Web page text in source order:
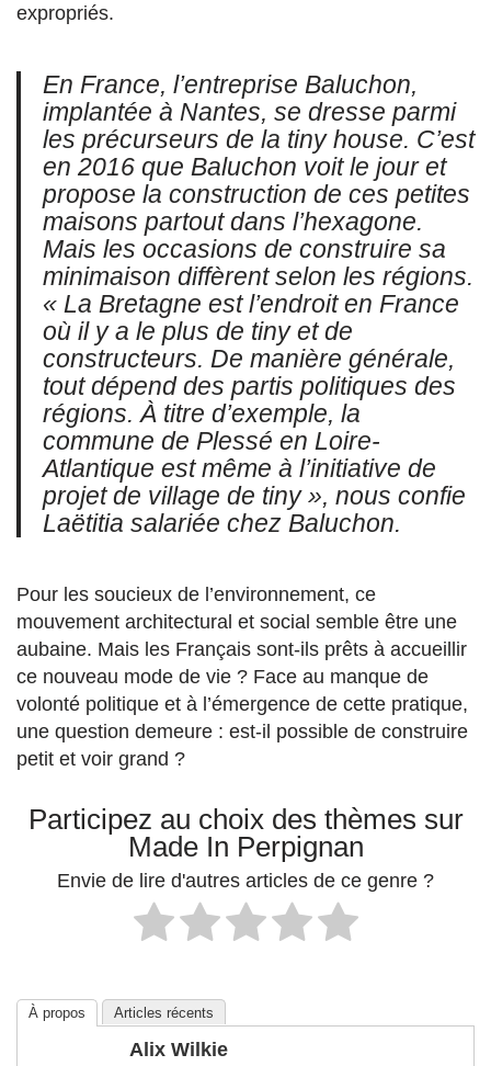
expropriés.
En France, l’entreprise Baluchon,
implantée à Nantes, se dresse parmi
les précurseurs de la tiny house. C’est
en 2016 que Baluchon voit le jour et
propose la construction de ces petites
maisons partout dans l’hexagone.
Mais les occasions de construire sa
minimaison diffèrent selon les régions.
« La Bretagne est l’endroit en France
où il y a le plus de tiny et de
constructeurs. De manière générale,
tout dépend des partis politiques des
régions. À titre d’exemple, la
commune de Plessé en Loire-
Atlantique est même à l’initiative de
projet de village de tiny », nous confie
Laëtitia salariée chez Baluchon.
Pour les soucieux de l’environnement, ce
mouvement architectural et social semble être une
aubaine. Mais les Français sont-ils prêts à accueillir
ce nouveau mode de vie ? Face au manque de
volonté politique et à l’émergence de cette pratique,
une question demeure : est-il possible de construire
petit et voir grand ?
Participez au choix des thèmes sur
Made In Perpignan
Envie de lire d'autres articles de ce genre ?
À propos Articles récents
Alix Wilkie